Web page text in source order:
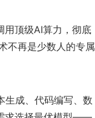
用顶级AI算力，彻底
不再是少数人的专属
生成、代码编写、数